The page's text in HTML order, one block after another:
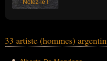
Notez-le !
33 artiste (hommes) argentin